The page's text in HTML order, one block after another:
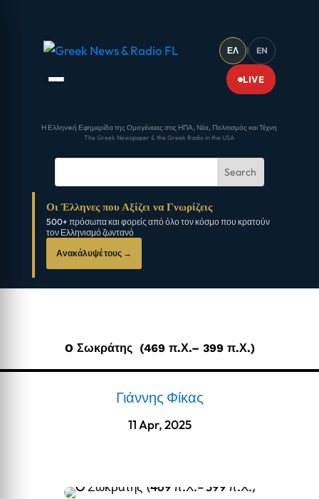
ΕΛ | EN
LIVE
Η Ελληνική Εφημερίδα της Ομογένειας στις ΗΠΑ, Νέα, Πολιτισμός και Τέχνη
The Greek Newspaper & the Greek Radio in the USA
Οι Έλληνες που Αξίζει να Γνωρίζεις
500+ πρόσωπα και φορείς από όλο τον κόσμο που κρατούν
τον Ελληνισμό ζωντανό
Ανακάλυψέ τους →
O Σωκράτης (469 π.Χ.– 399 π.Χ.)
Γιάννης Φίκας
11 Apr, 2025